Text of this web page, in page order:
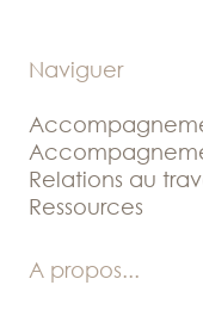
Naviguer
Relations au
Ressources
A propos...